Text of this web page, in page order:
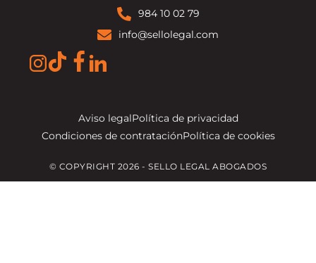
984 10 02 79
info@sellolegal.com
Aviso legalPolítica de privacidad
Condiciones de contrataciónPolítica de cookies
© COPYRIGHT 2026 - SELLO LEGAL ABOGADOS